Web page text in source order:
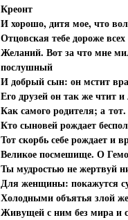
Креонт
И хорошо, дитя мое, что
Отцовская тебе дороже всех
Желаний. Вот за что мне
послушный
И добрый сын: он мстит
Его друзей он так же чтит
Как самого родителя; а тот.
Кто сыновей рождает
Тот скорбь себе рождает и
Великое посмешище. О
Ты мудростью не жертвуй
Для женщины: покажутся
Холодными объятья злой
Живущей с ним без мира и